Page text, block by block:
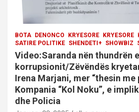
BOTA DENONCO KRYESORE KRYESORE
SATIRE POLITIKE SHENDETI+ SHOWBIZ
Video:Saranda nën thundrën e
korrupsionit/Zëvëndës
Irena Marjani, mer “thesin me
Kompania “Kol Noku”, e
dhe Policia